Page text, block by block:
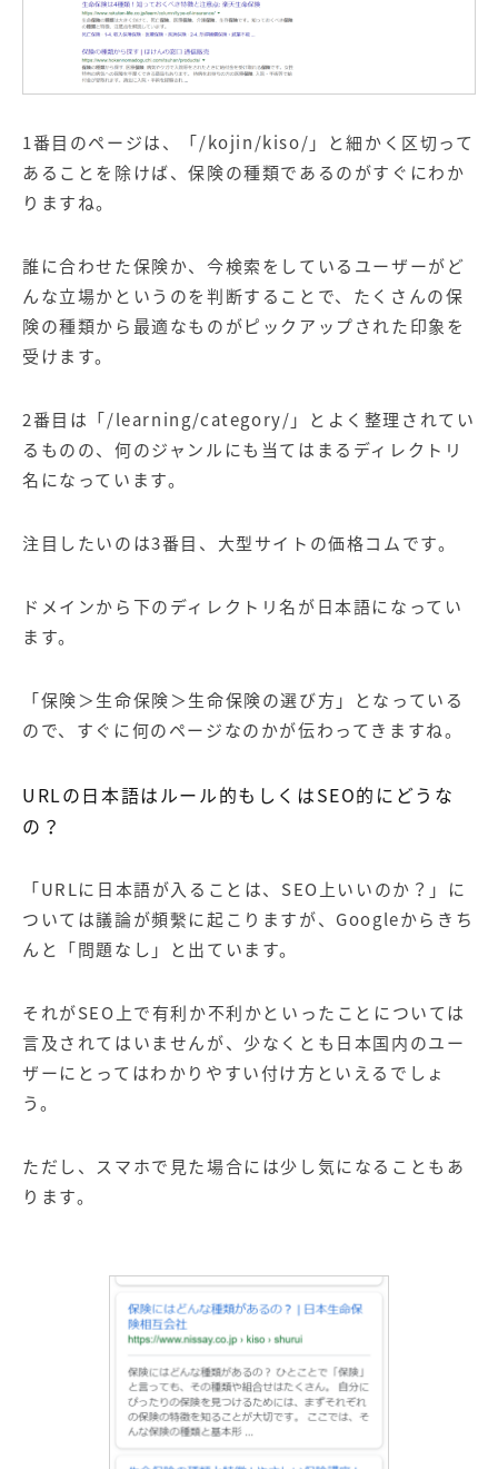
1番目のページは、「/kojin/kiso/」と細かく区切って
あることを除けば、保険の種類であるのがすぐにわか
りますね。
誰に合わせた保険か、今検索をしているユーザーがど
んな立場かというのを判断することで、たくさんの保
険の種類から最適なものがピックアップされた印象を
受けます。
2番目は「/learning/category/」とよく整理されてい
るものの、何のジャンルにも当てはまるディレクトリ
名になっています。
注目したいのは3番目、大型サイトの価格コムです。
ドメインから下のディレクトリ名が日本語になってい
ます。
「保険＞生命保険＞生命保険の選び方」となっている
ので、すぐに何のページなのかが伝わってきますね。
URLの日本語はルール的もしくはSEO的にどうな
の？
「URLに日本語が入ることは、SEO上いいのか？」に
ついては議論が頻繫に起こりますが、Googleからきち
んと「問題なし」と出ています。
それがSEO上で有利か不利かといったことについては
言及されてはいませんが、少なくとも日本国内のユー
ザーにとってはわかりやすい付け方といえるでしょ
う。
ただし、スマホで見た場合には少し気になることもあ
ります。